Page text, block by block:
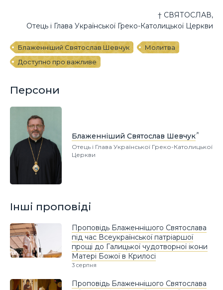
† СВЯТОСЛАВ,
Отець і Глава Української Греко-Католицької Церкви
Блаженніший Святослав Шевчук
Молитва
Доступно про важливе
Персони
Блаженніший Святослав Шевчук
Отець і Глава Української Греко-Католицької
Церкви
Інші проповіді
Проповідь Блаженнішого Святослава
під час Всеукраїнської патріаршої
прощі до Галицької чудотворної ікони
Матері Божої в Крилосі
3 серпня
Проповідь Блаженнішого Святослава